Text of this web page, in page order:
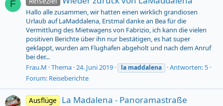
F
Hallo alle zusammen, wir hatten einen wirklich grandiosen
Urlaub auf LaMaddalena, Erstmal danke an Bea für die
Vermittlung des Mietwagens von Fabrizio, ich kann die vielen
positiven Berichte über ihn nur bestätigen, es hat super
geklappt, wurden am Flughafen abgeholt und nach dem Anruf
bei der...
Frau.M Thema 24. Juni 2019 la maddalena
Antworten: 5
Forum: Reiseberichte
Ausflüge La Madalena - Panoramastraße